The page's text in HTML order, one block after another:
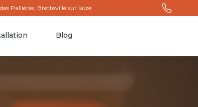
Palliéres, Bretteville sur laize
Blog